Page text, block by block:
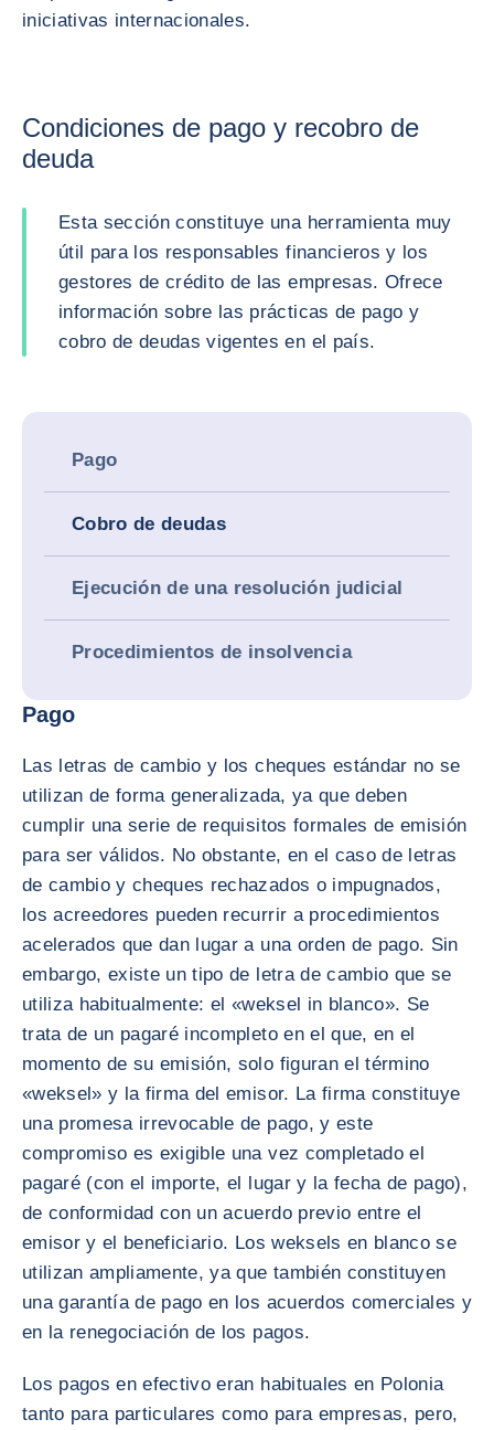
iniciativas internacionales.
Condiciones de pago y recobro de
deuda
Esta sección constituye una herramienta muy
útil para los responsables financieros y los
gestores de crédito de las empresas. Ofrece
información sobre las prácticas de pago y
cobro de deudas vigentes en el país.
Pago
Cobro de deudas
Ejecución de una resolución judicial
Procedimientos de insolvencia
Pago
Las letras de cambio y los cheques estándar no se
utilizan de forma generalizada, ya que deben
cumplir una serie de requisitos formales de emisión
para ser válidos. No obstante, en el caso de letras
de cambio y cheques rechazados o impugnados,
los acreedores pueden recurrir a procedimientos
acelerados que dan lugar a una orden de pago. Sin
embargo, existe un tipo de letra de cambio que se
utiliza habitualmente: el «weksel in blanco». Se
trata de un pagaré incompleto en el que, en el
momento de su emisión, solo figuran el término
«weksel» y la firma del emisor. La firma constituye
una promesa irrevocable de pago, y este
compromiso es exigible una vez completado el
pagaré (con el importe, el lugar y la fecha de pago),
de conformidad con un acuerdo previo entre el
emisor y el beneficiario. Los weksels en blanco se
utilizan ampliamente, ya que también constituyen
una garantía de pago en los acuerdos comerciales y
en la renegociación de los pagos.
Los pagos en efectivo eran habituales en Polonia
tanto para particulares como para empresas, pero,